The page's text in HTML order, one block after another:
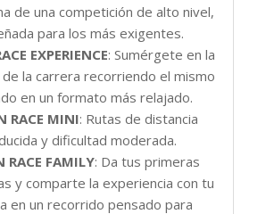
de una competición de alto nivel,
para los más exigentes.
EXPERIENCE: Sumérgete en la
la carrera recorriendo el mismo
en un formato más relajado.
RACE MINI: Rutas de distancia
y dificultad moderada.
RACE FAMILY: Da tus primeras
y comparte la experiencia con tu
en un recorrido pensado para